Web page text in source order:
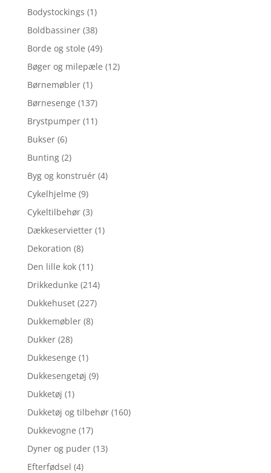
Bodystockings (1)
Boldbassiner (38)
Borde og stole (49)
Bøger og milepæle (12)
Børnemøbler (1)
Børnesenge (137)
Brystpumper (11)
Bukser (6)
Bunting (2)
Byg og konstruér (4)
Cykelhjelme (9)
Cykeltilbehør (3)
Dækkeservietter (1)
Dekoration (8)
Den lille kok (11)
Drikkedunke (214)
Dukkehuset (227)
Dukkemøbler (8)
Dukker (28)
Dukkesenge (1)
Dukkesengetøj (9)
Dukketøj (1)
Dukketøj og tilbehør (160)
Dukkevogne (17)
Dyner og puder (13)
Efterfødsel (4)